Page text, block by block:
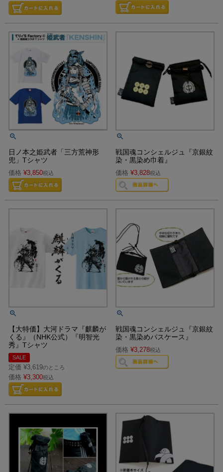
日ノ本之姫武者「三方荒神形
兜」Tシャツ
価格 ¥3,850税込
戦国魂コンシェルジュ『京銀紋
染・黒染め巾着』
価格 ¥3,828税込
【大特価】大河ドラマ『麒麟が
くる』（NHK公式）『明智光
秀』Tシャツ
SALE
定価 ¥3,619のところ
価格 ¥3,300税込
戦国魂コンシェルジュ『京銀紋
染・黒染めパスケース』
価格 ¥3,278税込